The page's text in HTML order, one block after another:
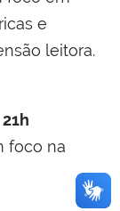
e
leitora.
foco na